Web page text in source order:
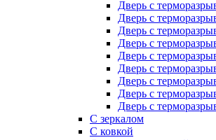
Дверь с
Дверь с
Дверь с
Дверь с
Дверь с
Дверь с
Дверь с
Дверь с
Дверь с
С зеркалом
С ковкой